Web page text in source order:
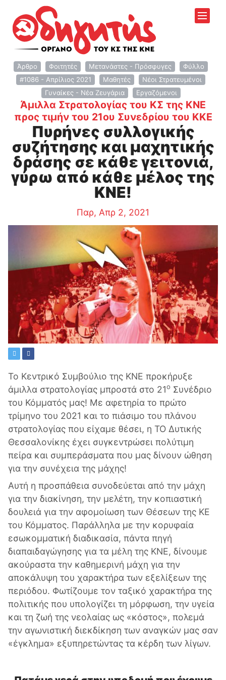
Άρθρο Φοιτητές Μετανάστες - Πρόσφυγες
Φύλλο
#1086 - Απρίλιος 2021
Μαθητές
Νέοι Στρατευμένοι
Γυναίκες - Νέα Ζευγάρια
Εργαζόμενοι
Άμιλλα Στρατολογίας του ΚΣ της ΚΝΕ
προς τιμήν του 21ου Συνεδρίου του ΚΚΕ:
Πυρήνες συλλογικής
συζήτησης και μαχητικής
δράσης σε κάθε γειτονιά,
γύρω από κάθε μέλος της
ΚΝΕ!
Παρ, Απρ 2, 2021
Το Κεντρικό Συμβούλιο της ΚΝΕ προκήρυξε
άμιλλα στρατολογίας μπροστά στο 21ο Συνέδριο
του Κόμματός μας! Με αφετηρία το πρώτο
τρίμηνο του 2021 και το πιάσιμο του πλάνου
στρατολογίας που είχαμε θέσει, η ΤΟ Δυτικής
Θεσσαλονίκης έχει συγκεντρώσει πολύτιμη
πείρα και συμπεράσματα που μας δίνουν ώθηση
για την συνέχεια της μάχης!
Αυτή η προσπάθεια συνοδεύεται από την μάχη
για την διακίνηση, την μελέτη, την κοπιαστική
δουλειά για την αφομοίωση των Θέσεων της ΚΕ
του Κόμματος. Παράλληλα με την κορυφαία
εσωκομματική διαδικασία, πάντα πηγή
διαπαιδαγώγησης για τα μέλη της ΚΝΕ, δίνουμε
ακούραστα την καθημερινή μάχη για την
αποκάλυψη του χαρακτήρα των εξελίξεων της
περιόδου. Φωτίζουμε τον ταξικό χαρακτήρα της
πολιτικής που υπολογίζει τη μόρφωση, την υγεία
και τη ζωή της νεολαίας ως «κόστος», πολεμά
την αγωνιστική διεκδίκηση των αναγκών μας σαν
«έγκλημα» εξυπηρετώντας τα κέρδη των λίγων.